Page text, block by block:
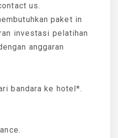
us.
paket in
investasi pelatihan
anggaran
bandara ke hotel*.